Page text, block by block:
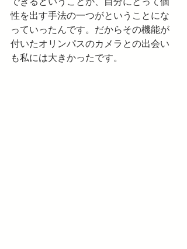
性を出す手法の一つがということにな
っていったんです。だからその機能が
付いたオリンパスのカメラとの出会い
も私には大きかったです。